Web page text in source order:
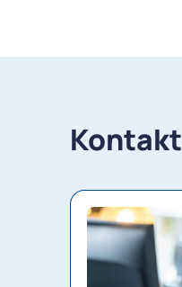
Kontakt